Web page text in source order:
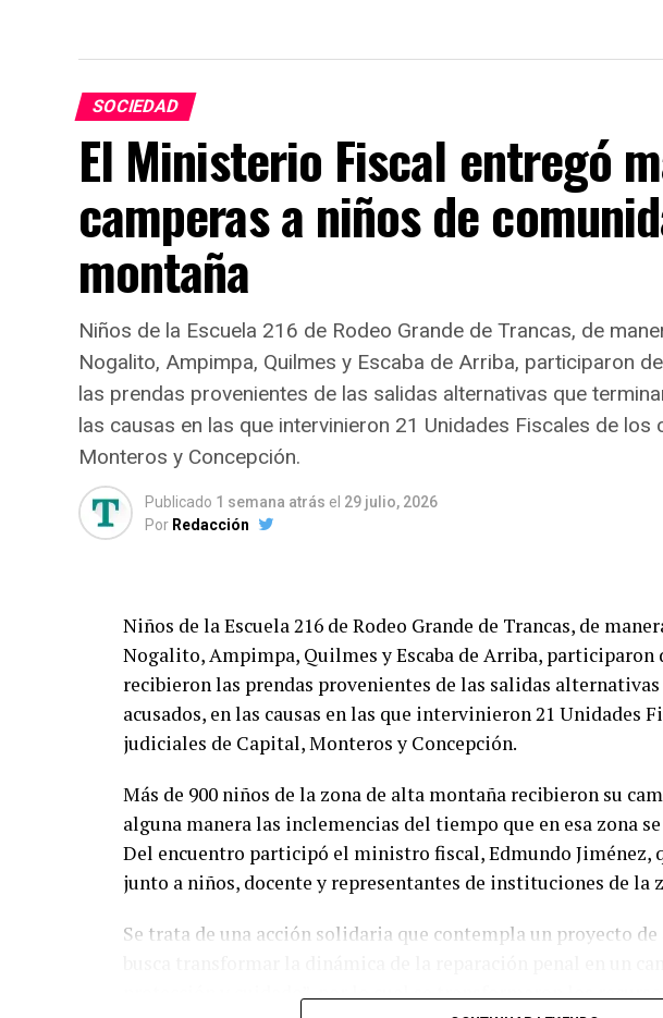
SOCIEDAD
El Ministerio Fiscal entregó
camperas a niños de
montaña
Niños de la Escuela 216 de Rodeo Grande de Trancas, de
Nogalito, Ampimpa, Quilmes y Escaba de Arriba, participaron
las prendas provenientes de las salidas alternativas que
las causas en las que intervinieron 21 Unidades Fiscales de los
Monteros y Concepción.
Publicado 1 semana atrás el 29 julio, 2026
Por Redacción
Niños de la Escuela 216 de Rodeo Grande de Trancas, de
Nogalito, Ampimpa, Quilmes y Escaba de Arriba, participaron
recibieron las prendas provenientes de las salidas
acusados, en las causas en las que intervinieron 21 Unidades
judiciales de Capital, Monteros y Concepción.
Más de 900 niños de la zona de alta montaña recibieron su
alguna manera las inclemencias del tiempo que en esa zona
Del encuentro participó el ministro fiscal, Edmundo Jiménez,
junto a niños, docente y representantes de instituciones de la
Se trata de una acción solidaria que contempla un proyecto
protección y cuidado”, por lo cual se transformaron los